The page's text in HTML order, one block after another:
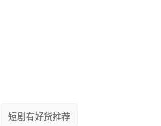
短剧有好货推荐